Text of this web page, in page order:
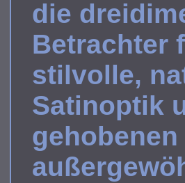
die
Betrachter
stilvolle,
Satinoptik